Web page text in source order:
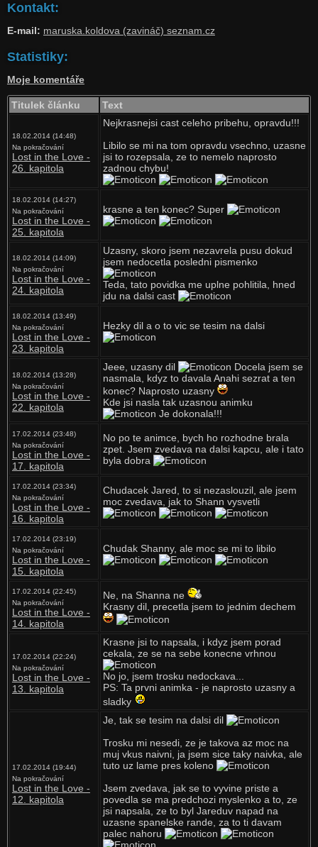
Kontakt:
E-mail: maruska.koldova (zavináč) seznam.cz
Statistiky:
Moje komentáře
Titulek článku Text
18.02.2014 (14:48)
Na pokračování
Lost in the Love -
26. kapitola
Nejkrasnejsi cast celeho pribehu, opravdu!!!
Libilo se mi na tom opravdu vsechno, uzasne
jsi to rozepsala, ze to nemelo naprosto
zadnou chybu!
18.02.2014 (14:27)
Na pokračování
Lost in the Love -
25. kapitola
krasne a ten konec? Super
18.02.2014 (14:09)
Na pokračování
Lost in the Love -
24. kapitola
Uzasny, skoro jsem nezavrela pusu dokud
jsem nedocetla posledni pismenko
Teda, tato povidka me uplne pohlitila, hned
jdu na dalsi cast
18.02.2014 (13:49)
Na pokračování
Lost in the Love -
23. kapitola
Hezky dil a o to vic se tesim na dalsi
18.02.2014 (13:28)
Na pokračování
Lost in the Love -
22. kapitola
Jeee, uzasny dil
Docela jsem se
nasmala, kdyz to davala Anahi sezrat a ten
konec? Naprosto uzasny
Kde jsi nasla tak uzasnou animku
Je dokonala!!!
17.02.2014 (23:48)
Na pokračování
Lost in the Love -
17. kapitola
No po te animce, bych ho rozhodne brala
zpet. Jsem zvedava na dalsi kapcu, ale i tato
byla dobra
17.02.2014 (23:34)
Na pokračování
Lost in the Love -
16. kapitola
Chudacek Jared, to si nezaslouzil, ale jsem
moc zvedava, jak to Shann vysvetli
17.02.2014 (23:19)
Na pokračování
Lost in the Love -
15. kapitola
Chudak Shanny, ale moc se mi to libilo
17.02.2014 (22:45)
Na pokračování
Lost in the Love -
14. kapitola
Ne, na Shanna ne
Krasny dil, precetla jsem to jednim dechem
17.02.2014 (22:24)
Na pokračování
Lost in the Love -
13. kapitola
Krasne jsi to napsala, i kdyz jsem porad
cekala, ze se na sebe konecne vrhnou
No jo, jsem trosku nedockava...
PS: Ta prvni animka - je naprosto uzasny a
sladky
17.02.2014 (19:44)
Na pokračování
Lost in the Love -
12. kapitola
Je, tak se tesim na dalsi dil
Trosku mi nesedi, ze je takova az moc na
muj vkus naivni, ja jsem sice taky naivka, ale
tuto uz lame pres koleno
Jsem zvedava, jak se to vyvine priste a
povedla se ma predchozi myslenko a to, ze
jsi napsala, ze to byl Jareduv napad na
uzasne spanelske rande, za to ti davam
palec nahoru